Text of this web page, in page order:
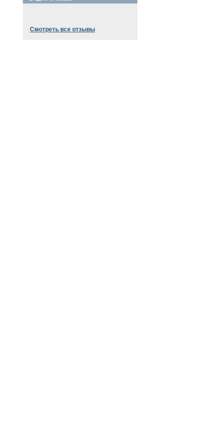
Смотреть все отзывы